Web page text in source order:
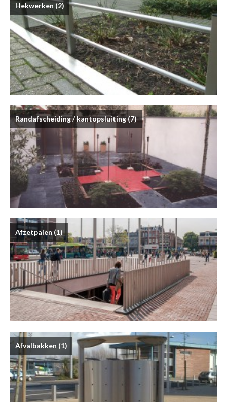
Hekwerken (2)
Randafscheiding / kantopsluiting(7)
Afzetpalen (1)
Afvalbakken (1)